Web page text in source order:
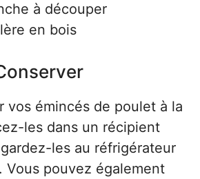
à découper
en bois
vos émincés de poulet à la
les dans un récipient
les au réfrigérateur
Vous pouvez également